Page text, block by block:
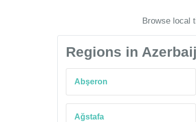
Browse local
Regions in
Abşeron
Ağstafa